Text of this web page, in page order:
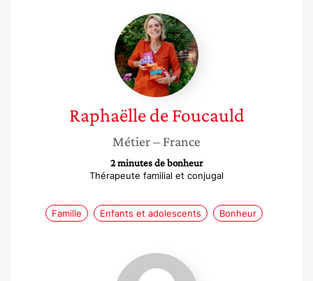
Raphaëlle
de
Foucauld
Raphaëlle de Foucauld
Métier– France
2 minutes de bonheur
Thérapeute familial et conjugal
Famille Enfants et adolescents Bonheur
Hélène
Carbonneau